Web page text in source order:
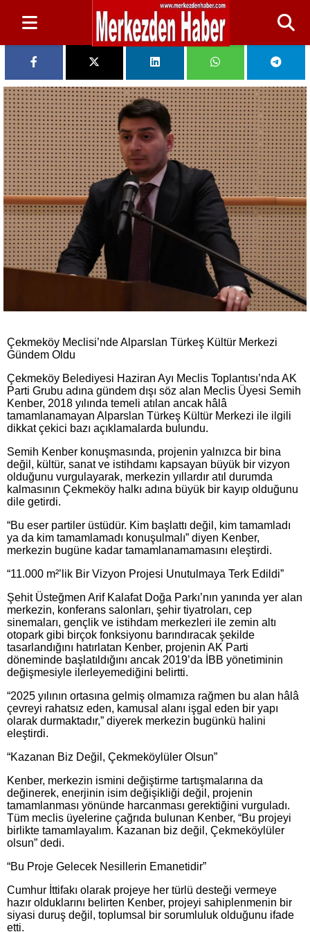
Çekmeköy Meclisi’nde Alparslan Türkeş Kültür Merkezi
Gündem Oldu
Çekmeköy Belediyesi Haziran Ayı Meclis Toplantısı’nda AK
Parti Grubu adına gündem dışı söz alan Meclis Üyesi Semih
Kenber, 2018 yılında temeli atılan ancak hâlâ
tamamlanamayan Alparslan Türkeş Kültür Merkezi ile ilgili
dikkat çekici bazı açıklamalarda bulundu.
Semih Kenber konuşmasında, projenin yalnızca bir bina
değil, kültür, sanat ve istihdamı kapsayan büyük bir vizyon
olduğunu vurgulayarak, merkezin yıllardır atıl durumda
kalmasının Çekmeköy halkı adına büyük bir kayıp olduğunu
dile getirdi.
“Bu eser partiler üstüdür. Kim başlattı değil, kim tamamladı
ya da kim tamamlamadı konuşulmalı” diyen Kenber,
merkezin bugüne kadar tamamlanamamasını eleştirdi.
“11.000 m²’lik Bir Vizyon Projesi Unutulmaya Terk Edildi”
Şehit Üsteğmen Arif Kalafat Doğa Parkı’nın yanında yer alan
merkezin, konferans salonları, şehir tiyatroları, cep
sinemaları, gençlik ve istihdam merkezleri ile zemin altı
otopark gibi birçok fonksiyonu barındıracak şekilde
tasarlandığını hatırlatan Kenber, projenin AK Parti
döneminde başlatıldığını ancak 2019’da İBB yönetiminin
değişmesiyle ilerleyemediğini belirtti.
“2025 yılının ortasına gelmiş olmamıza rağmen bu alan hâlâ
çevreyi rahatsız eden, kamusal alanı işgal eden bir yapı
olarak durmaktadır,” diyerek merkezin bugünkü halini
eleştirdi.
“Kazanan Biz Değil, Çekmeköylüler Olsun”
Kenber, merkezin ismini değiştirme tartışmalarına da
değinerek, enerjinin isim değişikliği değil, projenin
tamamlanması yönünde harcanması gerektiğini vurguladı.
Tüm meclis üyelerine çağrıda bulunan Kenber, “Bu projeyi
birlikte tamamlayalım. Kazanan biz değil, Çekmeköylüler
olsun” dedi.
“Bu Proje Gelecek Nesillerin Emanetidir”
Cumhur İttifakı olarak projeye her türlü desteği vermeye
hazır olduklarını belirten Kenber, projeyi sahiplenmenin bir
siyasi duruş değil, toplumsal bir sorumluluk olduğunu ifade
etti.